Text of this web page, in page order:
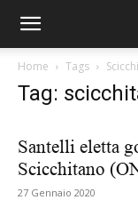
Home Tags
Tag:
Santelli eletta
Scicchitano
27 Gennaio 2020